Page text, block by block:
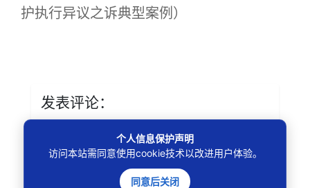
护执行异议之诉典型案例）
发表评论：
个人信息保护声明
访问本站需同意使用cookie技术以改进用户体验。
同意后关闭